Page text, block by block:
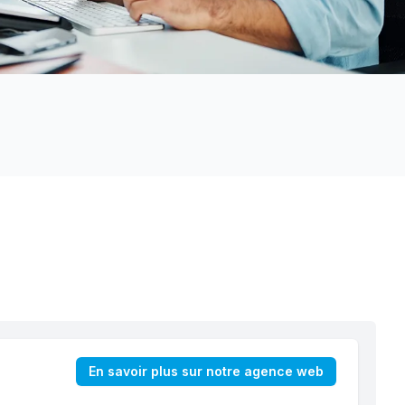
En savoir plus sur notre agence web